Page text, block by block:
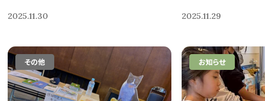
2025.11.30 2025.11.29
その他 お知らせ